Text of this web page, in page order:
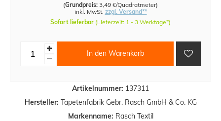
Artikelnummer: 137311
Hersteller: Tapetenfabrik Gebr. Rasch GmbH & Co. KG
Markenname: Rasch Textil
(Grundpreis: 3,49 €/Quadratmeter)
inkl. MwSt. zzgl. Versand**
Sofort lieferbar (Lieferzeit: 1 - 3 Werktage*)
In den Warenkorb